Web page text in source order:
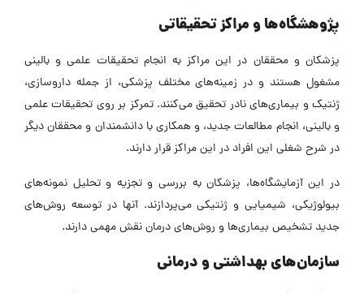
پژوهشگاه‌ها و مراکز تحقیقاتی
پزشکان و محققان در این مراکز به انجام تحقیقات علمی و بالینی
مشغول هستند و در زمینه‌های مختلف پزشکی، از جمله داروسازی،
ژنتیک و بیماری‌های نادر تحقیق می‌کنند.تمرکز بر روی تحقیقات علمی
و بالینی، انجام مطالعات جدید، و همکاری با دانشمندان و محققان دیگر
در شرح شغلی این افراد در این مراکز قرار دارند.
در این آزمایشگاه‌ها، پزشکان به بررسی و تجزیه و تحلیل نمونه‌های
بیولوژیکی، شیمیایی و ژنتیکی می‌پردازند. آنها در توسعه روش‌های
جدید تشخیص بیماری‌ها و روش‌های درمان نقش مهمی دارند.
سازمان‌های بهداشتی و درمانی